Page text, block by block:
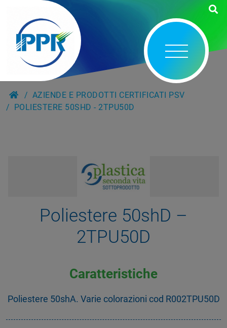
AZIENDE E PRODOTTI CERTIFICATI PSV
POLIESTERE 50SHD - 2TPU50D
Poliestere 50shD –
2TPU50D
Caratteristiche
Poliestere 50shA. Varie colorazioni cod R002TPU50D